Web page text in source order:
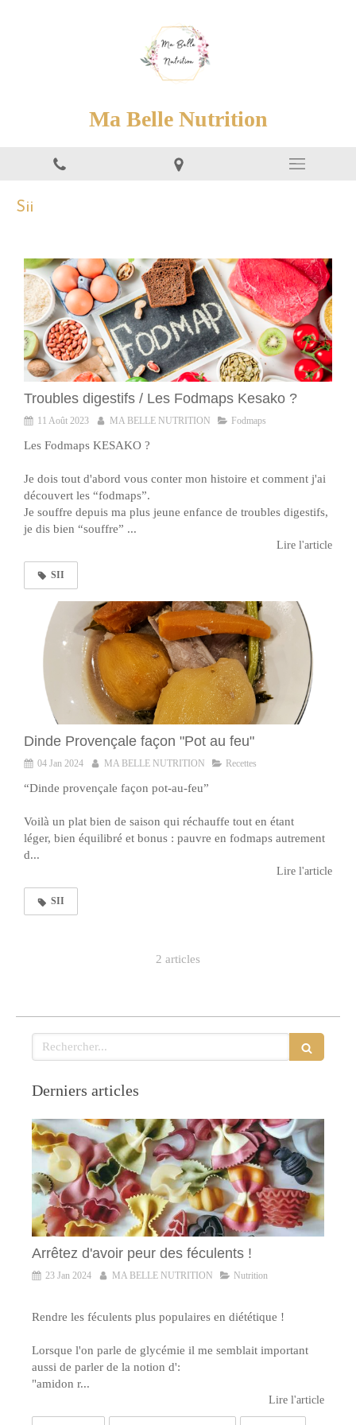
Ma Belle Nutrition
Sii
Troubles digestifs / Les Fodmaps Kesako ?
11 Août 2023 MA BELLE NUTRITION Fodmaps
Les Fodmaps KESAKO ?
Je dois tout d'abord vous conter mon histoire et comment j'ai
découvert les “fodmaps”.
Je souffre depuis ma plus jeune enfance de troubles digestifs,
je dis bien “souffre” ...
Lire l'article
SII
Dinde Provençale façon "Pot au feu"
04 Jan 2024 MA BELLE NUTRITION Recettes
“Dinde provençale façon pot-au-feu”
Voilà un plat bien de saison qui réchauffe tout en étant
léger, bien équilibré et bonus : pauvre en fodmaps autrement
d...
Lire l'article
SII
2 articles
Rechercher
Derniers articles
Arrêtez d'avoir peur des féculents !
23 Jan 2024 MA BELLE NUTRITION Nutrition
Rendre les féculents plus populaires en diététique !
Lorsque l'on parle de glycémie il me semblait important
aussi de parler de la notion d':
"amidon r...
Lire l'article